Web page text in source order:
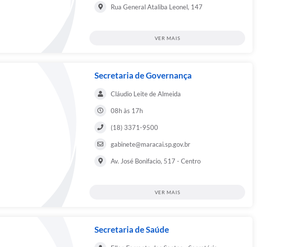
Rua General Ataliba Leonel, 147
VER MAIS
Secretaria de Governança
Cláudio Leite de Almeida
08h às 17h
(18) 3371-9500
gabinete@maracai.sp.gov.br
Av. José Bonifacio, 517 - Centro
VER MAIS
Secretaria de Saúde